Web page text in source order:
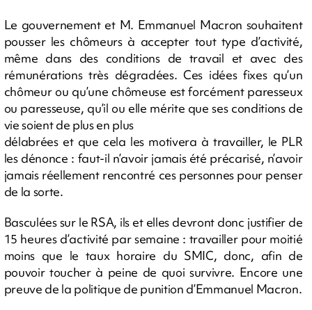
Le gouvernement et M. Emmanuel Macron souhaitent
pousser les chômeurs à accepter tout type d’activité,
même dans des conditions de travail et avec des
rémunérations très dégradées. Ces idées fixes qu’un
chômeur ou qu’une chômeuse est forcément paresseux
ou paresseuse, qu’il ou elle mérite que ses conditions de
vie soient de plus en plus
délabrées et que cela les motivera à travailler, le PLR
les dénonce : faut-il n’avoir jamais été précarisé, n’avoir
jamais réellement rencontré ces personnes pour penser
de la sorte.
Basculées sur le RSA, ils et elles devront donc justifier de
15 heures d’activité par semaine : travailler pour moitié
moins que le taux horaire du SMIC, donc, afin de
pouvoir toucher à peine de quoi survivre. Encore une
preuve de la politique de punition d’Emmanuel Macron.